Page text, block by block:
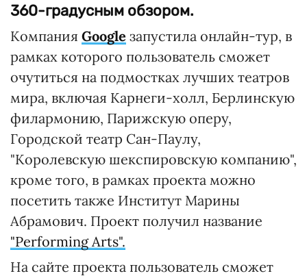
360-градусным обзором.
Компания Google запустила онлайн-тур, в
рамках которого пользователь сможет
очутиться на подмостках лучших театров
мира, включая Карнеги-холл, Берлинскую
филармонию, Парижскую оперу,
Городской театр Сан-Паулу,
"Королевскую шекспировскую компанию",
кроме того, в рамках проекта можно
посетить также Институт Марины
Абрамович. Проект получил название
"Performing Arts".
На сайте проекта пользователь сможет